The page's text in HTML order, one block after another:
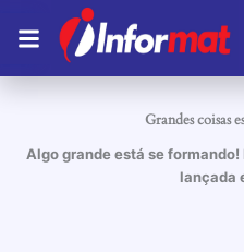
para
conteúdo
Grandes coisas
Algo grande está se
lançada